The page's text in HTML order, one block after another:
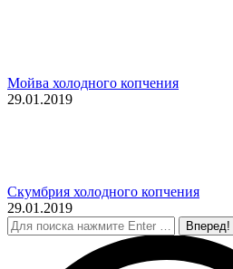
Мойва холодного копчения
29.01.2019
Скумбрия холодного копчения
29.01.2019
Поиск: